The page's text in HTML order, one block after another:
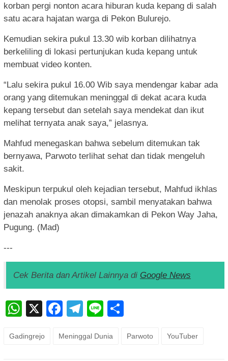
korban pergi nonton acara hiburan kuda kepang di salah
satu acara hajatan warga di Pekon Bulurejo.
Kemudian sekira pukul 13.30 wib korban dilihatnya
berkeliling di lokasi pertunjukan kuda kepang untuk
membuat video konten.
“Lalu sekira pukul 16.00 Wib saya mendengar kabar ada
orang yang ditemukan meninggal di dekat acara kuda
kepang tersebut dan setelah saya mendekat dan ikut
melihat ternyata anak saya,” jelasnya.
Mahfud menegaskan bahwa sebelum ditemukan tak
bernyawa, Parwoto terlihat sehat dan tidak mengeluh
sakit.
Meskipun terpukul oleh kejadian tersebut, Mahfud ikhlas
dan menolak proses otopsi, sambil menyatakan bahwa
jenazah anaknya akan dimakamkan di Pekon Way Jaha,
Pugung. (Mad)
---
Cek Berita dan Artikel Lainnya di Google News
WhatsApp
X Facebook
Telegram
Line
Gadingrejo Meninggal Dunia Parwoto YouTuber